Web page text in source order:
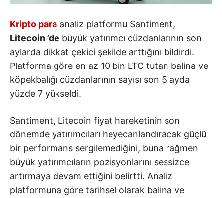
Kripto para analiz platformu Santiment,
Litecoin’de büyük yatırımcı cüzdanlarının son
aylarda dikkat çekici şekilde arttığını bildirdi.
Platforma göre en az 10 bin LTC tutan balina ve
köpekbalığı cüzdanlarının sayısı son 5 ayda
yüzde 7 yükseldi.
Santiment, Litecoin fiyat hareketinin son
dönemde yatırımcıları heyecanlandıracak güçlü
bir performans sergilemediğini, buna rağmen
büyük yatırımcıların pozisyonlarını sessizce
artırmaya devam ettiğini belirtti. Analiz
platformuna göre tarihsel olarak balina ve